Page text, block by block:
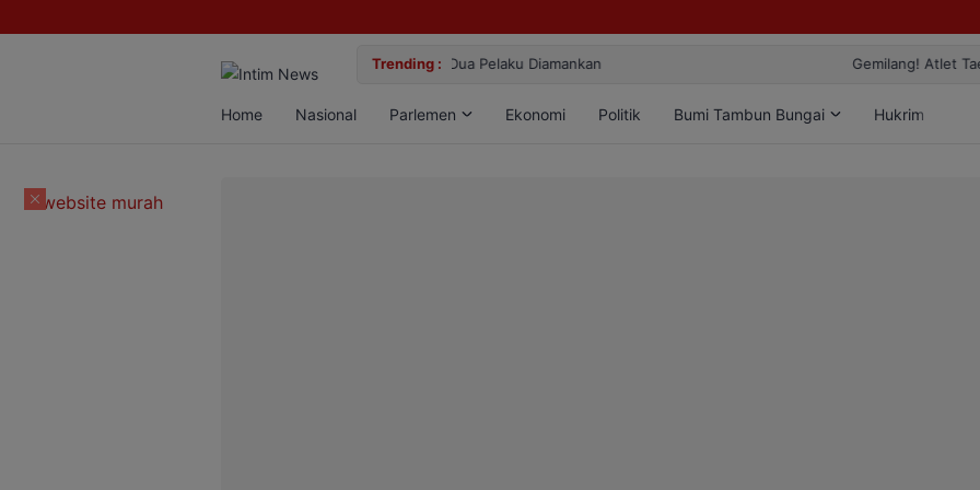
Trending : Gemilang! Atlet Taekwondo Kobar Panen 89 Medali di Ajang Bergengsi
Home Nasional Parlemen Ekonomi Politik Bumi Tambun Bungai Hukrim